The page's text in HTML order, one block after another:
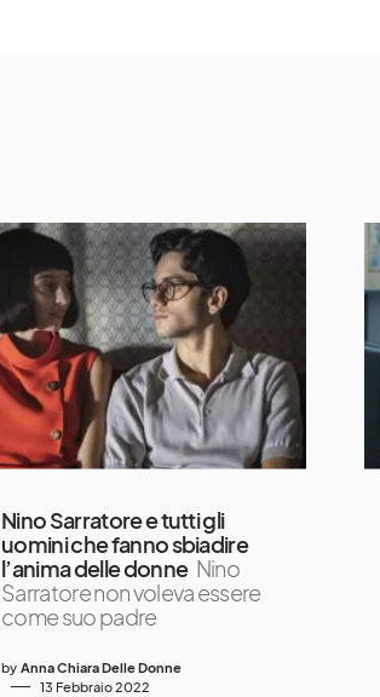
Nino Sarratore e tutti gli
uomini che fanno sbiadire
l’anima delle donne Nino
Sarratore non voleva essere
come suo padre
by Anna Chiara Delle Donne
13 Febbraio 2022